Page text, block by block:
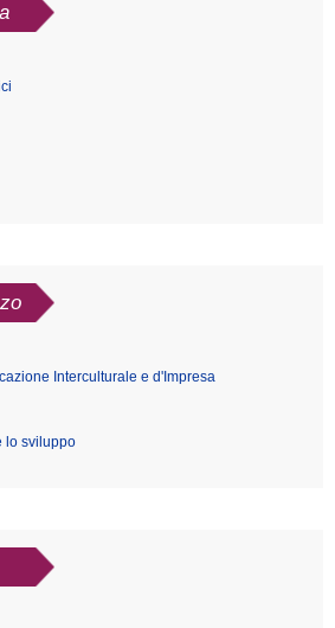
Interculturale e d'Impresa
lo sviluppo